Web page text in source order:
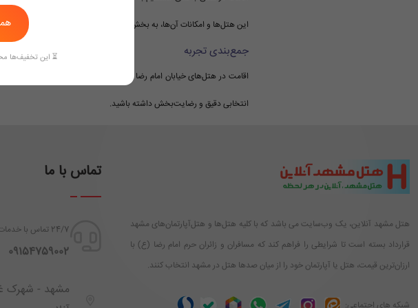
این هتل‌ها و امکانات آن‌ها، به بخش مراجعه
جمع‌بندی تجربه
اقامت در هتل‌های خیابان امام رضا مشهد، ترکیبی از دسترسی آسان به
انتخابی دقیق و رضایت‌بخش داشته باشید.
هتل مشهد آنلاین، یک وب‌سایت می باشد که با کلیه هتل‌ها و هتل‌آپارتمان‌های مشهد
قرارداد بسته است تا شرایطی را فراهم کند که مسافران و زائران حرم امام رضا (ع) با
ارزان‌ترین قیمت، هتل یا آپارتمان خود را از میان صدها هتل در مشهد انتخاب کنند.
شبکه های اجتماعی:
تماس با ما
24/7 تماس با خدمات
‪ 09154759002
⏳ این تخفیف‌ها